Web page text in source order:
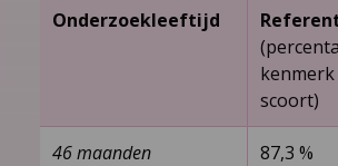
Onderzoekleeftijd
scoort)
46 maanden 87,3 %